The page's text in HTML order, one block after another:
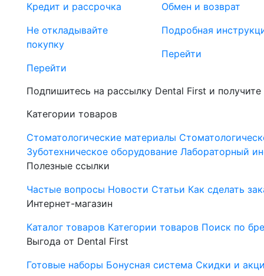
Кредит и рассрочка
Не откладывайте
покупку
Перейти
Обмен и возврат
Подробная
Перейти
Подпишитесь на рассылку Dental First и
Категории товаров
Стоматологические материалы
Зуботехническое оборудование Лабораторный
Полезные ссылки
Частые вопросы Новости Статьи Как сделать
Интернет-магазин
Каталог товаров Категории товаров Поиск по
Выгода от Dental First
Готовые наборы Бонусная система Скидки и